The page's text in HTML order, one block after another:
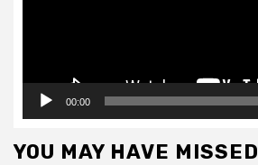
00:00
YOU MAY HAVE MISSED